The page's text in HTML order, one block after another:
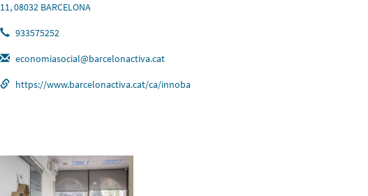
11, 08032 BARCELONA
933575252
economiasocial@barcelonactiva.cat
https://www.barcelonactiva.cat/ca/innoba